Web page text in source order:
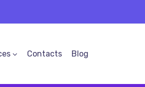
Contacts Blog